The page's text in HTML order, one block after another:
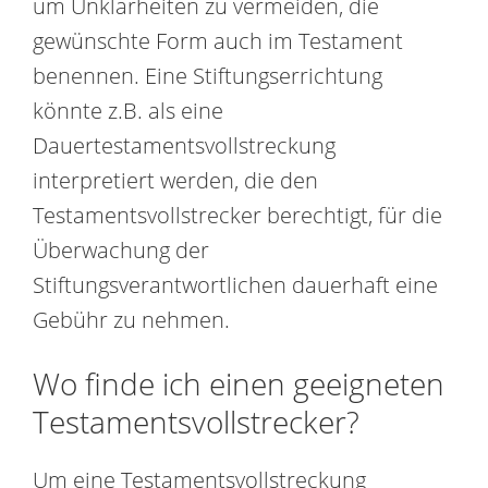
um Unklarheiten zu vermeiden, die
gewünschte Form auch im Testament
benennen. Eine Stiftungserrichtung
könnte z.B. als eine
Dauertestamentsvollstreckung
interpretiert werden, die den
Testamentsvollstrecker berechtigt, für die
Überwachung der
Stiftungsverantwortlichen dauerhaft eine
Gebühr zu nehmen.
Wo finde ich einen geeigneten
Testamentsvollstrecker?
Um eine Testamentsvollstreckung